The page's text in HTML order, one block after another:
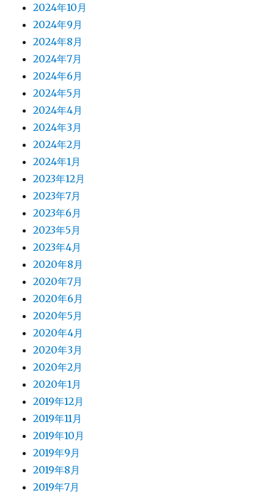
2024年10月
2024年9月
2024年8月
2024年7月
2024年6月
2024年5月
2024年4月
2024年3月
2024年2月
2024年1月
2023年12月
2023年7月
2023年6月
2023年5月
2023年4月
2020年8月
2020年7月
2020年6月
2020年5月
2020年4月
2020年3月
2020年2月
2020年1月
2019年12月
2019年11月
2019年10月
2019年9月
2019年8月
2019年7月